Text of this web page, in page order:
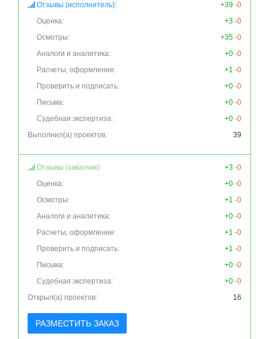
Отзывы (исполнитель): +39 -0
Оценка:
+3 -0
Осмотры:
+35 -0
Аналоги и аналитика:
+0 -0
Расчеты, оформление:
+1 -0
Проверить и подписать:
+0 -0
Письма:
+0 -0
Судебная экспертиза:
+0 -0
Выполнил(а) проектов:
39
Отзывы (заказчик): +3 -0
Оценка:
+0 -0
Осмотры:
+1 -0
Аналоги и аналитика:
+0 -0
Расчеты, оформление:
+1 -0
Проверить и подписать:
+1 -0
Письма:
+0 -0
Судебная экспертиза:
+0 -0
Открыл(а) проектов:
16
РАЗМЕСТИТЬ ЗАКАЗ